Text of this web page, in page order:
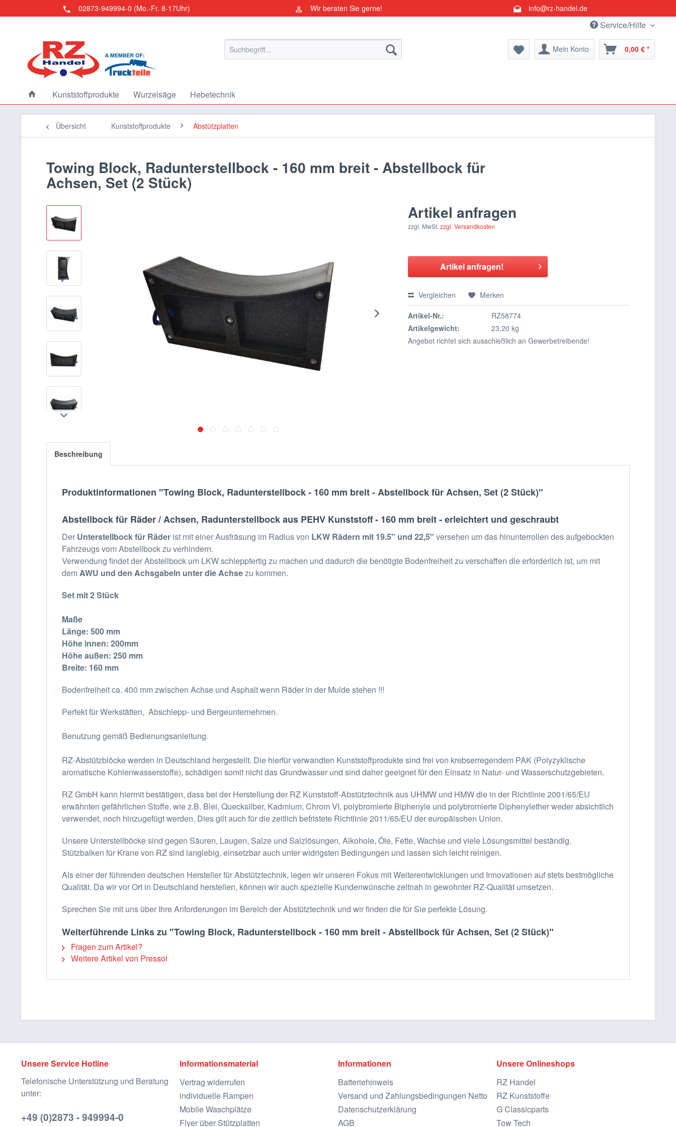
02873-949994-0 (Mo.-Fr. 8-17Uhr) Wir beraten Sie gerne! info@rz-handel.de
Service/Hilfe
Mein Konto 0,00 € *
Kunststoffprodukte Wurzelsäge Hebetechnik
Übersicht Kunststoffprodukte Abstützplatten
Towing Block, Radunterstellbock - 160 mm breit - Abstellbock für
Achsen, Set (2 Stück)
Artikel anfragen
zzgl. MwSt.zzgl. Versandkosten
Artikel anfragen!
Vergleichen Merken
Artikel-Nr.:
RZ58774
Artikelgewicht:
23,20 kg
Angebot richtet sich ausschießlich an Gewerbetreibende!
Beschreibung
Produktinformationen "Towing Block, Radunterstellbock - 160 mm breit - Abstellbock für Achsen, Set (2 Stück)"
Abstellbock für Räder / Achsen, Radunterstellbock aus PEHV Kunststoff - 160 mm breit - erleichtert und geschraubt
Der Unterstellbock für Räder ist mit einer Ausfräsung im Radius von LKW Rädern mit 19.5" und 22,5" versehen um das hinunterrollen des aufgebockten
Fahrzeugs vom Abstellbock zu verhindern.
Verwendung findet der Abstellbock um LKW schleppfertig zu machen und dadurch die benötigte Bodenfreiheit zu verschaffen die erforderlich ist, um mit
demAWU und den Achsgabeln unter die Achsezu kommen.
Set mit 2 Stück
Maße
Länge: 500 mm
Höhe innen: 200mm
Höhe außen: 250 mm
Breite: 160 mm
Bodenfreiheit ca. 400 mm zwischen Achse und Asphalt wenn Räder in der Mulde stehen !!!
Perfekt für Werkstätten, Abschlepp- und Bergeunternehmen.
Benutzung gemäß Bedienungsanleitung.
RZ-Abstützblöcke werden in Deutschland hergestellt. Die hierfür verwandten Kunststoffprodukte sind frei von krebserregendem PAK (Polyzyklische
aromatische Kohlenwasserstoffe), schädigen somit nicht das Grundwasser und sind daher geeignet für den Einsatz in Natur- und Wasserschutzgebieten.
RZ GmbH kann hiermit bestätigen, dass bei der Herstellung der RZ Kunststoff-Abstütztechnik aus UHMW und HMW die in der Richtlinie 2001/65/EU
erwähnten gefährlichen Stoffe, wie z.B. Blei, Quecksilber, Kadmium, Chrom VI, polybromierte Biphenyle und polybromierte Diphenylether weder absichtlich
verwendet, noch hinzugefügt werden. Dies gilt auch für die zeitlich befristete Richtlinie 2011/65/EU der europäischen Union.
Unsere Unterstellböcke sind gegen Säuren, Laugen, Salze und Salzlösungen, Alkohole, Öle, Fette, Wachse und viele Lösungsmittel beständig.
Stützbalken für Krane von RZ sind langlebig, einsetzbar auch unter widrigsten Bedingungen und lassen sich leicht reinigen.
Als einer der führenden deutschen Hersteller für Abstütztechnik, legen wir unseren Fokus mit Weiterentwicklungen und Innovationen auf stets bestmögliche
Qualität. Da wir vor Ort in Deutschland herstellen, können wir auch spezielle Kundenwünsche zeitnah in gewohnter RZ-Qualität umsetzen.
Sprechen Sie mit uns über Ihre Anforderungen im Bereich der Abstütztechnik und wir finden die für Sie perfekte Lösung.
Weiterführende Links zu "Towing Block, Radunterstellbock - 160 mm breit - Abstellbock für Achsen, Set (2 Stück)"
Fragen zum Artikel?
Weitere Artikel von Pressol
Unsere Service Hotline
Telefonische Unterstützung und Beratung
unter:
+49 (0)2873 - 949994-0
Informationsmaterial
Vertrag widerrufen
individuelle Rampen
Mobile Waschplätze
Flyer über Stützplatten
Informationen
Batteriehinweis
Versand und Zahlungsbedingungen Netto
Datenschutzerklärung
AGB
Unsere Onlineshops
RZ Handel
RZ Kunststoffe
G Classicparts
Tow Tech